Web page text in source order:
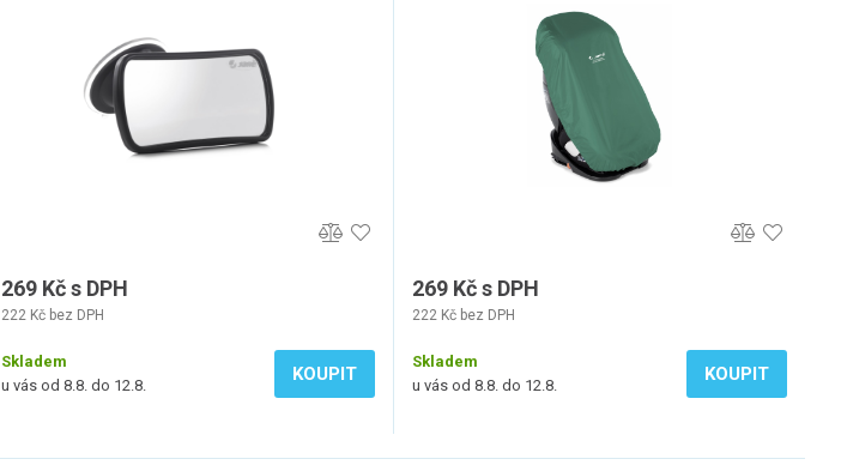
269 Kč s DPH
222 Kč bez DPH
Skladem
u vás od 8.8. do 12.8.
KOUPIT
269 Kč s DPH
222 Kč bez DPH
Skladem
u vás od 8.8. do 12.8.
KOUPIT